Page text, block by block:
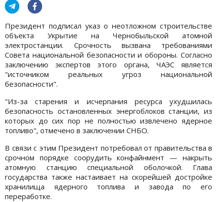
Президент подписал указ о неотложном строительстве
объекта Укрытие на Чернобыльской атомной
электростанции. Срочность вызвана требованиями
Совета национальной безопасности и обороны. Согласно
заключению экспертов этого органа, ЧАЭС является
"источником реальных угроз национальной
безопасности".
"Из-за старения и исчерпания ресурса ухудшилась
безопасность остановленных энергоблоков станции, из
которых до сих пор не полностью извлечено ядерное
топливо", отмечено в заключении СНБО.
В связи с этим Президент потребовал от правительства в
срочном порядке соорудить конфайнмент — накрыть
атомную станцию специальной оболочкой. Глава
государства также настаивает на скорейшей достройке
хранилища ядерного топлива и завода по его
переработке.